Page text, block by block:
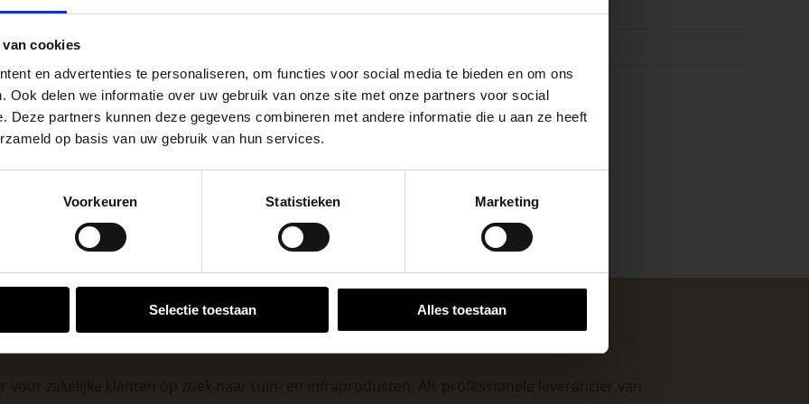
cookies
en advertenties te personaliseren, om functies voor social media te bieden en om ons
Ook delen we informatie over uw gebruik van onze site met onze partners voor social
Deze partners kunnen deze gegevens combineren met andere informatie die u aan ze heeft
op basis van uw gebruik van hun services.
Voorkeuren Statistieken Marketing
Selectie toestaan Alles toestaan
Combineer en
in de buitenruimte
voor de inrichting van
van boerderij tot
brengen balans en
getest op gladheid en
antislipwaarde.
Kleuren Antraciet
Maat 40×20 cm
zakelijke klanten op zoek naar tuin- en infraproducten. Als professionele leverancier van
vestigingspagina voor de actuele openingstijden.
Brug
en inspirerende showtuinen helpen we je graag bij iedere stap van jouw